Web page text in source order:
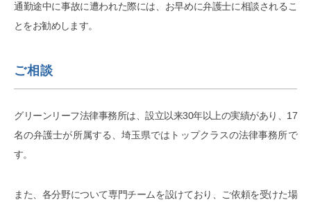
通勤途中に事故に遭われた際には、お早めに弁護士に相談されるこ
とをお勧めします。
ご相談
グリーンリーフ法律事務所は、設立以来30年以上の実績があり、17
名の弁護士が所属する、埼玉県ではトップクラスの法律事務所で
す。
また、各分野について専門チームを設けており、ご依頼を受けた場